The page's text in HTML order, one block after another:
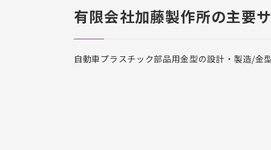
有限会社加藤製作所の主要
自動車プラスチック部品用金型の設計・製造/金